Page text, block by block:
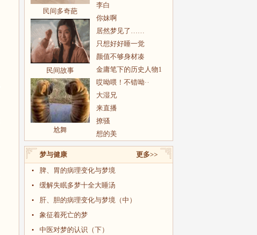
民间多奇葩
民间故事
尬舞
李白
你妹啊
居然梦见了……
只想好好睡一觉
颜值不够身材凑
金庸笔下的历史人物1
哎呦喂！不错呦··
大湿兄
来直播
撩骚
想的美
更多>>
梦与健康
脾、胃的病理变化与梦境
缓解失眠多梦十全大睡汤
肝、胆的病理变化与梦境（中）
象征着死亡的梦
中医对梦的认识（下）